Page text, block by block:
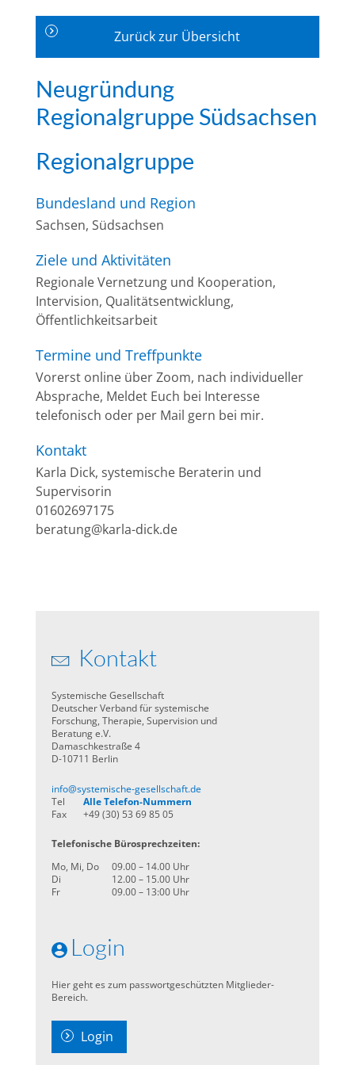
Zurück zur Übersicht
Neugründung
Regionalgruppe Südsachsen
Regionalgruppe
Bundesland und Region
Sachsen, Südsachsen
Ziele und Aktivitäten
Regionale Vernetzung und Kooperation,
Intervision, Qualitätsentwicklung,
Öffentlichkeitsarbeit
Termine und Treffpunkte
Vorerst online über Zoom, nach individueller
Absprache, Meldet Euch bei Interesse
telefonisch oder per Mail gern bei mir.
Kontakt
Karla Dick, systemische Beraterin und
Supervisorin
01602697175
beratung@karla-dick.de
Kontakt
Systemische Gesellschaft
Deutscher Verband für systemische
Forschung, Therapie, Supervision und
Beratung e.V.
Damaschkestraße 4
D-10711 Berlin
info@systemische-gesellschaft.de
Tel
Alle Telefon-Nummern
Fax
+49 (30) 53 69 85 05
Telefonische Bürosprechzeiten:
Mo, Mi, Do
09.00 – 14.00 Uhr
Di
12.00 – 15.00 Uhr
Fr
09.00 – 13:00 Uhr
Login
Hier geht es zum passwortgeschützten Mitglieder-
Bereich.
Login